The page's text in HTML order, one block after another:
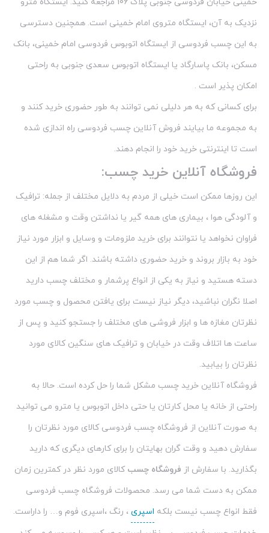
مسکن، بانک پاسارگاد یا ایستگاه اتوبوس سعدی جنوبی به راحتی
امکان پذیر است .
برای کسانی که به هر دلیلی نمی توانند به طور حضوری خرید کنند و
به مجموعه ما بیایند فروش آنلاین چسب فردوسی راه اندازی شده
است تا اینترنتی خرید خود را انجام دهند.
فروشگاه آنلاین خرید چسب:
فراوان نخواهد یا نتوانند برای خرید ملزومات و وسایل و ابزار مورد نیاز
خود به بازار بروند و خرید حضوری داشته باشند. اگر شما هم از این
دسته هستید و نیاز به یکی از انواع پرشمار و مختلف چسب دارید
اصلا نگران نباشید، دیگر نیاز نیست برای یافتن محصول و چسب مورد
نظرتان مغازه ها و ابزار فروشی های مختلف را جستجو کنید و پس از
ساعت ها اتلاف وقت در خیابان و ترافیک های سنگین کالای مورد
نظرتان را بیابید.
فروشگاه آنلاین خرید چسب مشکل شما را حل کرده است. حالا به
راحتی از خانه یا محل کارتان یا حتی داخل اتوبوس یا مترو می توانید
به صورت آنلاین از فروشگاه چسب فردوسی کالای مورد نظرتان را
سفارش دهید و وقت گران بهایتان را برای کارهای دیگری که دارید
بگذارید. با سفارش از
فروشگاه چسب
کالای مورد نظر در کمترین زمان
ممکن به دست شما می رسد. محصولات فروشگاه چسب فردوسی
فقط انواع چسب نیست بلکه اسپری، رنگ ،اسپری فوم و… را داراست.
خدمات چسب فردوسی بی نظیر است و هر کسی را وسوسه می کند
که برای یک بار هم که شده محصول مورد نظرش را از این مرکز فروش
سفارش دهد.